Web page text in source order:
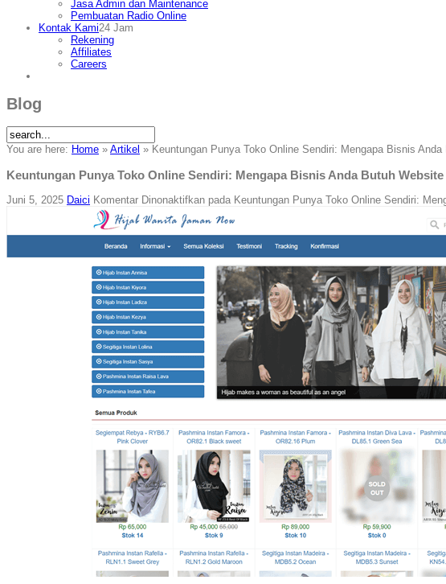
Jasa Admin dan Maintenance
Pembuatan Radio Online
Kontak Kami24 Jam
Rekening
Affiliates
Careers
Blog
You are here: Home » Artikel » Keuntungan Punya Toko Online Sendiri: Mengapa Bisnis
Keuntungan Punya Toko Online Sendiri: Mengapa Bisnis Anda Butuh
Juni 5, 2025 Daici Komentar Dinonaktifkan pada Keuntungan Punya Toko Online Sendiri: